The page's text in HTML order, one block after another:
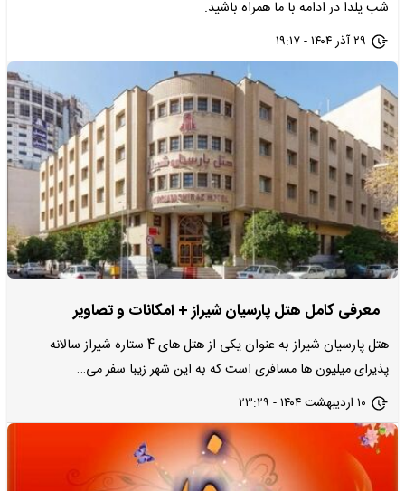
شب یلدا در ادامه با ما همراه باشید.
۲۹ آذر ۱۴۰۴ - ۱۹:۱۷
معرفی کامل هتل پارسیان شیراز + امکانات و تصاویر
هتل پارسیان شیراز به عنوان یکی از هتل های 4 ستاره شیراز سالانه
پذیرای میلیون ها مسافری است که به این شهر زیبا سفر می…
۱۰ اردیبهشت ۱۴۰۴ - ۲۳:۲۹